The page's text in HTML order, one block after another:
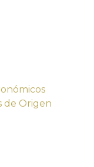
de Origen